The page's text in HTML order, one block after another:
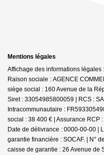
Mentions légales
Affichage des informations légales
Raison sociale : AGENCE
siège social : 160 Avenue de la
Siret : 33054985800059 | RCS :
Intracommunautaire :
social : 38 400 € | Assurance RCP :
Date de délivrance : 0000-00-00 |
garantie financière : SOCAF. | N°
caisse de garantie : 26 Avenue de